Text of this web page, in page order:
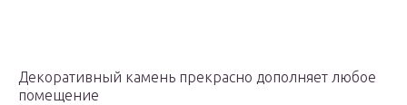
Декоративный камень прекрасно дополняет любое
помещение